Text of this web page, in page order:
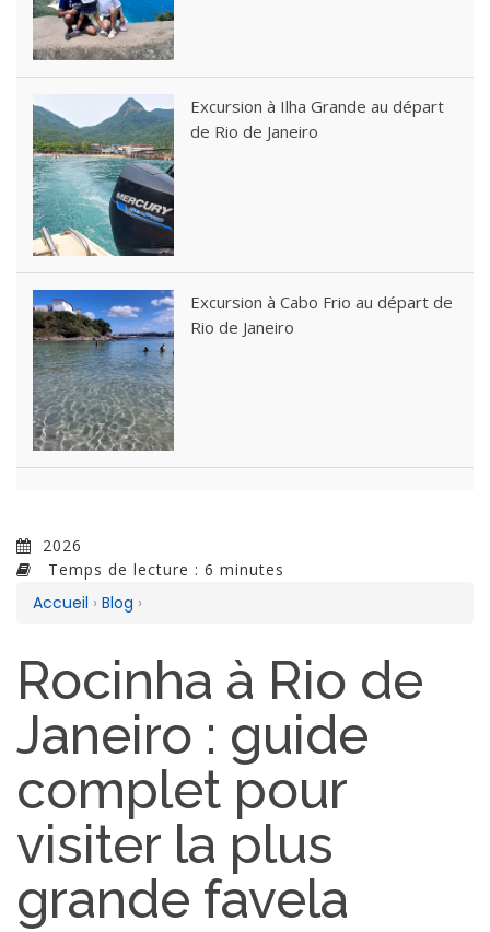
Excursion à Ilha Grande au départ
de Rio de Janeiro
Excursion à Cabo Frio au départ de
Rio de Janeiro
2026
Temps de lecture : 6 minutes
Accueil › Blog ›
Rocinha à Rio de
Janeiro : guide
complet pour
visiter la plus
grande favela